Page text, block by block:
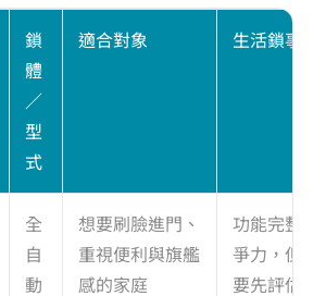
鎖
體
／
型
式
適合對象 生活鎖事團
全
自
動
想要刷臉進門、
重視便利與旗艦
感的家庭
功能完整、
爭力，但強
要先評估。